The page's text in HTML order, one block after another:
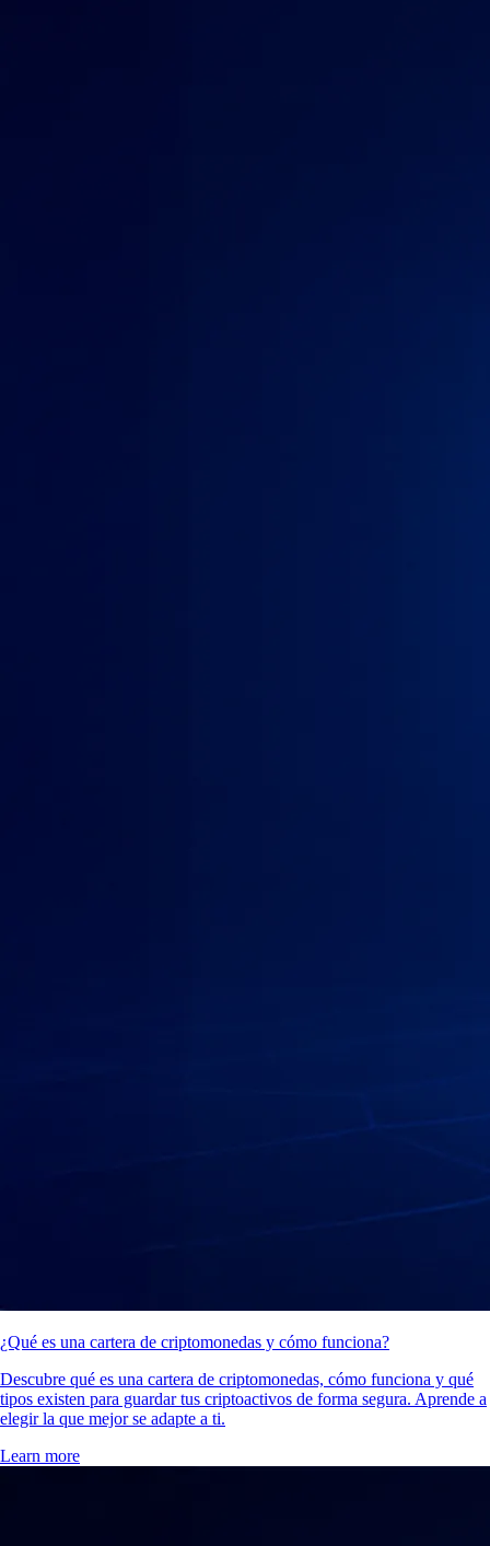
¿Qué es una cartera de criptomonedas y cómo funciona?
Descubre qué es una cartera de criptomonedas, cómo funciona y qué
tipos existen para guardar tus criptoactivos de forma segura. Aprende a
elegir la que mejor se adapte a ti.
Learn more